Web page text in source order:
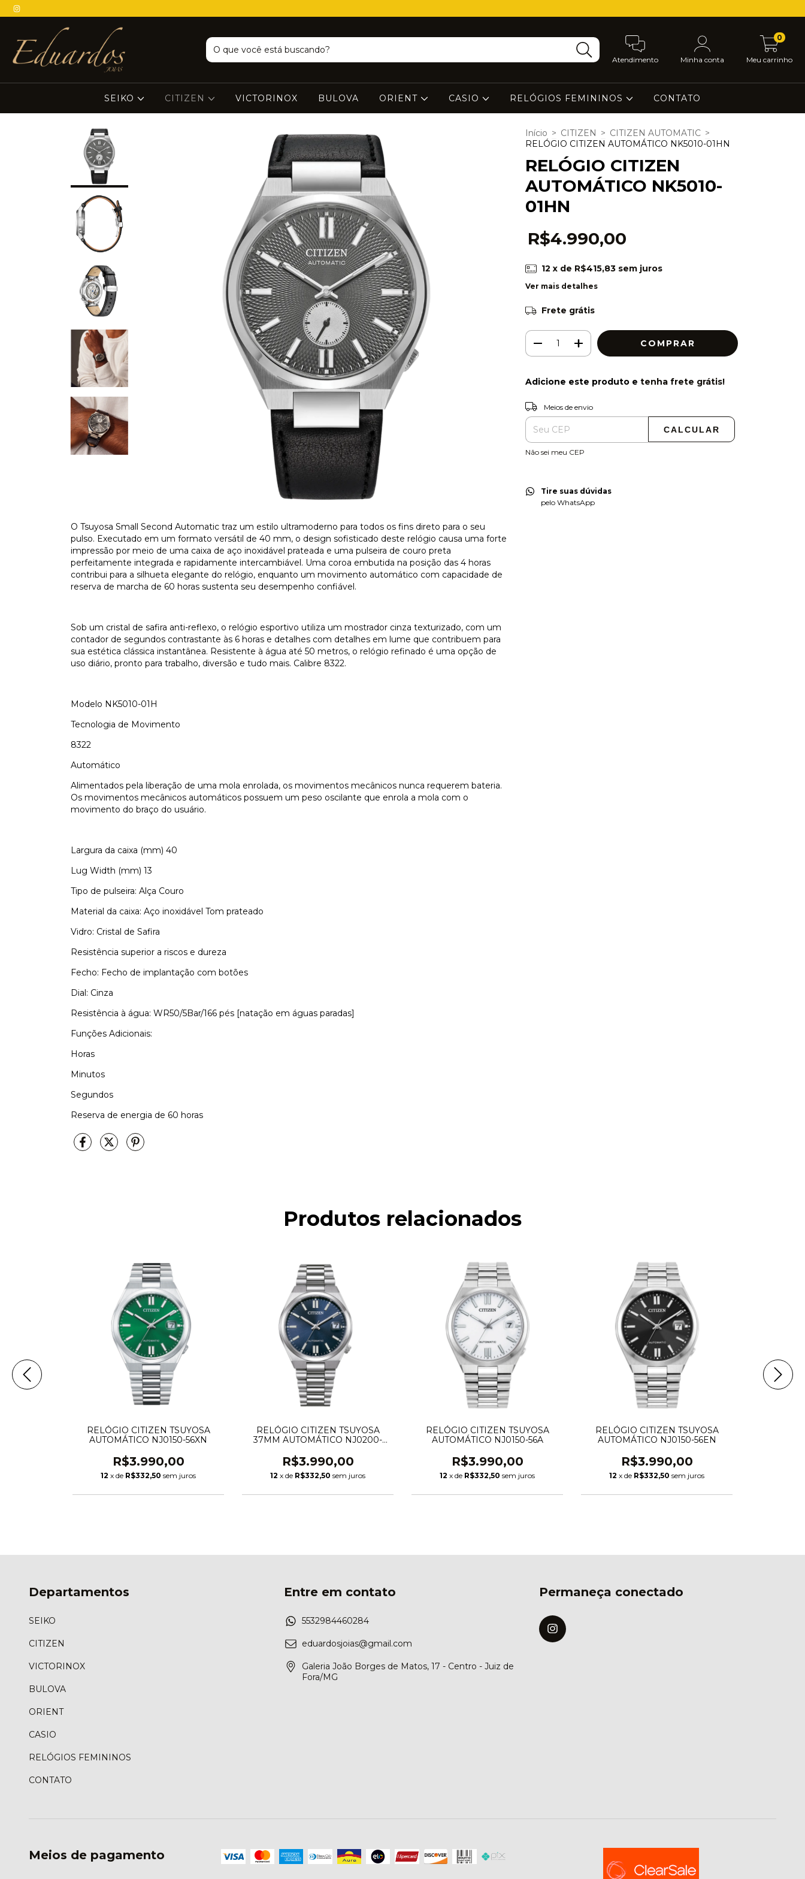
Atendimento Minha conta Meu carrinho
0
SEIKO CITIZEN VICTORINOX BULOVA ORIENT CASIO RELÓGIOS FEMININOS CONTATO
O Tsuyosa Small Second Automatic traz um estilo ultramoderno para todos os fins direto para o seu
pulso. Executado em um formato versátil de 40 mm, o design sofisticado deste relógio causa uma forte
impressão por meio de uma caixa de aço inoxidável prateada e uma pulseira de couro preta
perfeitamente integrada e rapidamente intercambiável. Uma coroa embutida na posição das 4 horas
contribui para a silhueta elegante do relógio, enquanto um movimento automático com capacidade de
reserva de marcha de 60 horas sustenta seu desempenho confiável.
Sob um cristal de safira anti-reflexo, o relógio esportivo utiliza um mostrador cinza texturizado, com um
contador de segundos contrastante às 6 horas e detalhes com detalhes em lume que contribuem para
sua estética clássica instantânea. Resistente à água até 50 metros, o relógio refinado é uma opção de
uso diário, pronto para trabalho, diversão e tudo mais. Calibre 8322.
Modelo NK5010-01H
Tecnologia de Movimento
8322
Automático
Alimentados pela liberação de uma mola enrolada, os movimentos mecânicos nunca requerem bateria.
Os movimentos mecânicos automáticos possuem um peso oscilante que enrola a mola com o
movimento do braço do usuário.
Largura da caixa (mm) 40
Lug Width (mm) 13
Tipo de pulseira: Alça Couro
Material da caixa: Aço inoxidável Tom prateado
Vidro: Cristal de Safira
Resistência superior a riscos e dureza
Fecho: Fecho de implantação com botões
Dial: Cinza
Resistência à água: WR50/5Bar/166 pés [natação em águas paradas]
Funções Adicionais:
Horas
Minutos
Segundos
Reserva de energia de 60 horas
Início > CITIZEN > CITIZEN AUTOMATIC >
RELÓGIO CITIZEN AUTOMÁTICO NK5010-01HN
RELÓGIO CITIZEN
AUTOMÁTICO NK5010-
01HN
R$4.990,00
12 x de R$415,83 sem juros
Ver mais detalhes
Frete grátis
Adicione este produto e tenha frete grátis!
Entregas para o CEP:
Meios de envio
CALCULAR
Não sei meu CEP
Tire suas dúvidas
pelo WhatsApp
Produtos relacionados
RELÓGIO CITIZEN TSUYOSA
AUTOMÁTICO NJ0150-56XN
R$3.990,00
12 x de R$332,50 sem juros
RELÓGIO CITIZEN TSUYOSA
37MM AUTOMÁTICO NJ0200-
R$3.990,00
12 x de R$332,50 sem juros
RELÓGIO CITIZEN TSUYOSA
AUTOMÁTICO NJ0150-56A
R$3.990,00
12 x de R$332,50 sem juros
RELÓGIO CITIZEN TSUYOSA
AUTOMÁTICO NJ0150-56EN
R$3.990,00
12 x de R$332,50 sem juros
Departamentos
SEIKO
CITIZEN
VICTORINOX
BULOVA
ORIENT
CASIO
RELÓGIOS FEMININOS
CONTATO
Entre em contato
5532984460284
eduardosjoias@gmail.com
Galeria João Borges de Matos, 17 - Centro - Juiz de
Fora/MG
Permaneça conectado
Meios de pagamento